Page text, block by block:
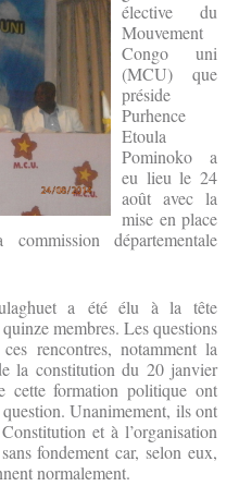
élective du
Mouvement
Congo uni
(MCU) que
préside
Purhence
Etoula
Pominoko a
eu lieu le 24
août avec la
mise en place
départementale
a été élu à la tête
membres. Les questions
rencontres, notamment la
la constitution du 20 janvier
cette formation politique ont
Unanimement, ils ont
et à l’organisation
fondement car, selon eux,
normalement.